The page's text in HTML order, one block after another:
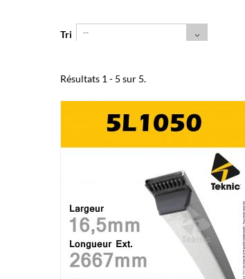
Tri --
Résultats 1 - 5 sur 5.